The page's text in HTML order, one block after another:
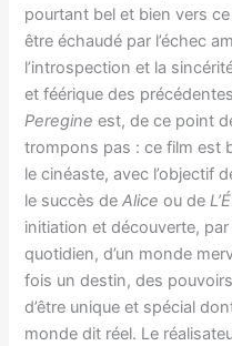
pourtant bel et bien vers
être échaudé par l’échec
l’introspection et la
et féérique des
Peregine est, de ce point
trompons pas : ce film est
le cinéaste, avec l’objectif
le succès deAlice ou de
initiation et découverte,
quotidien, d’un monde
fois un destin, des
d’être unique et spécial
monde dit réel. Le